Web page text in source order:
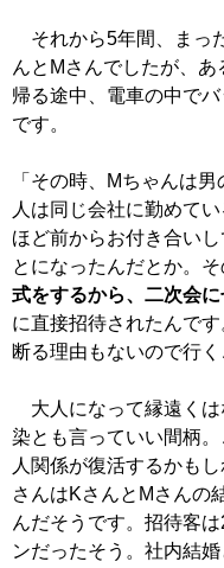
それから5年間、まっ
んとMさんでしたが、
帰る途中、電車の中で
です。
「その時、Mちゃんは
人は同じ会社に勤めて
ほど前からお付き合い
とになったんだとか。
式をするから、二次会
に直接招待されたんで
断る理由もないので行く
大人になって縁遠くは
染とも言っていい間柄
人関係が復活するかも
さんはKさんとMさんの
んだそうです。招待客
ンだったそう。社内結